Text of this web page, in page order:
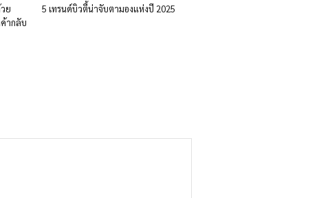
ย
ค้ากลับ
5 เทรนด์บิวตี้น่าจับตามองแห่งปี 2025